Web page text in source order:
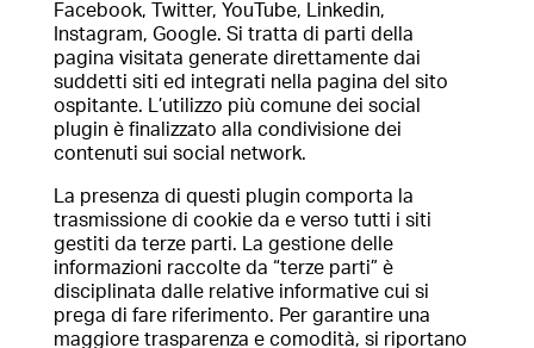
Facebook, Twitter, YouTube, Linkedin,
Instagram, Google. Si tratta di parti della
pagina visitata generate direttamente dai
suddetti siti ed integrati nella pagina del sito
ospitante. L’utilizzo più comune dei social
plugin è finalizzato alla condivisione dei
contenuti sui social network.
La presenza di questi plugin comporta la
trasmissione di cookie da e verso tutti i siti
gestiti da terze parti. La gestione delle
informazioni raccolte da “terze parti” è
disciplinata dalle relative informative cui si
prega di fare riferimento. Per garantire una
maggiore trasparenza e comodità, si riportano